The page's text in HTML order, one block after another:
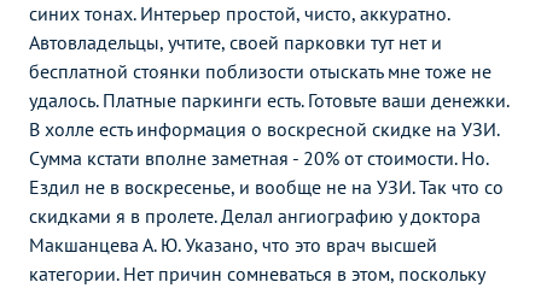
синих тонах. Интерьер простой, чисто, аккуратно.
Автовладельцы, учтите, своей парковки тут нет и
бесплатной стоянки поблизости отыскать мне тоже не
удалось. Платные паркинги есть. Готовьте ваши денежки.
В холле есть информация о воскресной скидке на УЗИ.
Сумма кстати вполне заметная - 20% от стоимости. Но.
Ездил не в воскресенье, и вообще не на УЗИ. Так что со
скидками я в пролете. Делал ангиографию у доктора
Макшанцева А. Ю. Указано, что это врач высшей
категории. Нет причин сомневаться в этом, поскольку